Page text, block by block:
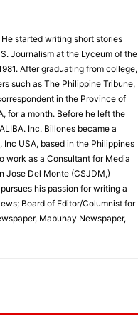
started writing short stories
Journalism at the Lyceum of the
After graduating from college,
such as The Philippine Tribune,
in the Province of
for a month. Before he left the
Inc. Billones became a
USA, based in the Philippines
work as a Consultant for Media
Jose Del Monte (CSJDM,)
his passion for writing a
Board of Editor/Columnist for
Mabuhay Newspaper,